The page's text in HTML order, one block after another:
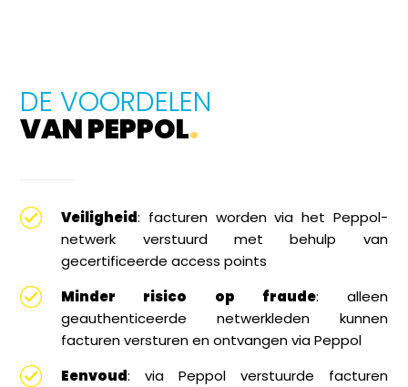
DE VOORDELEN
VAN PEPPOL.
Veiligheid: facturen worden via het Peppol-
netwerk verstuurd met behulp van
gecertificeerde access points
Minder risico op fraude: alleen
geauthenticeerde netwerkleden kunnen
facturen versturen en ontvangen via Peppol
Eenvoud: via Peppol verstuurde facturen